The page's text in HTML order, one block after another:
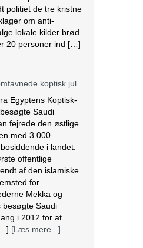
koptisk jul.
Egyptens Koptisk-
Saudi
fejrede den østlige
offentlige
af den islamiske
for
Mekka og
Saudi
i 2012 for at
[Læs mere...]
Rica bliver viet
Costa Rica mellem
har fundet sted